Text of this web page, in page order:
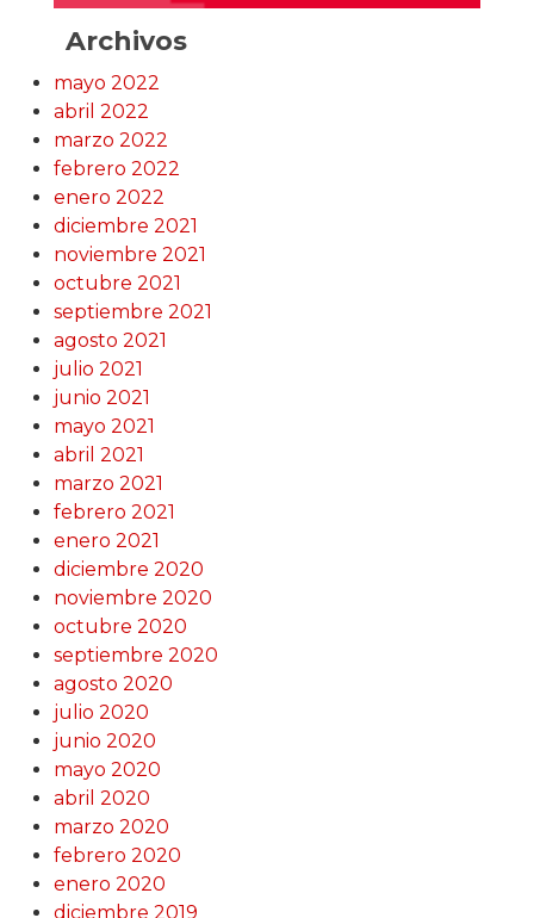
Archivos
mayo 2022
abril 2022
marzo 2022
febrero 2022
enero 2022
diciembre 2021
noviembre 2021
octubre 2021
septiembre 2021
agosto 2021
julio 2021
junio 2021
mayo 2021
abril 2021
marzo 2021
febrero 2021
enero 2021
diciembre 2020
noviembre 2020
octubre 2020
septiembre 2020
agosto 2020
julio 2020
junio 2020
mayo 2020
abril 2020
marzo 2020
febrero 2020
enero 2020
diciembre 2019